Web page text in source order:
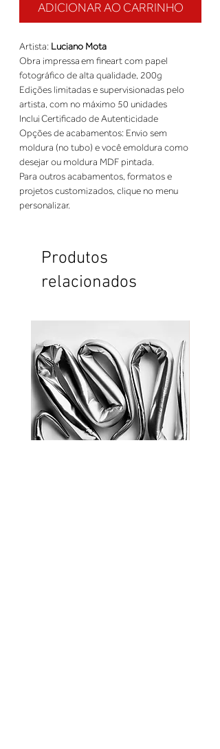
ADICIONAR AO CARRINHO
Artista: Luciano Mota
Obra impressa em fineart com papel
fotográfico de alta qualidade, 200g
Edições limitadas e supervisionadas pelo
artista, com no máximo 50 unidades
Inclui Certificado de Autenticidade
Opções de acabamentos: Envio sem
moldura (no tubo) e você emoldura como
desejar ou moldura MDF pintada.
Para outros acabamentos, formatos e
projetos customizados, clique no menu
personalizar.
Produtos
relacionados